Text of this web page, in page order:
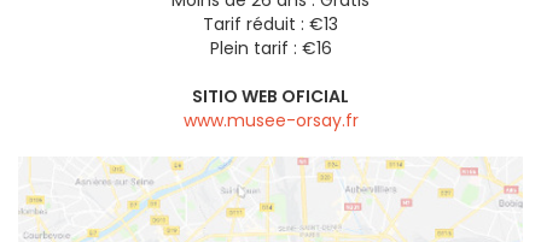
Tarif réduit : €13
Plein tarif : €16
SITIO WEB OFICIAL
www.musee-orsay.fr